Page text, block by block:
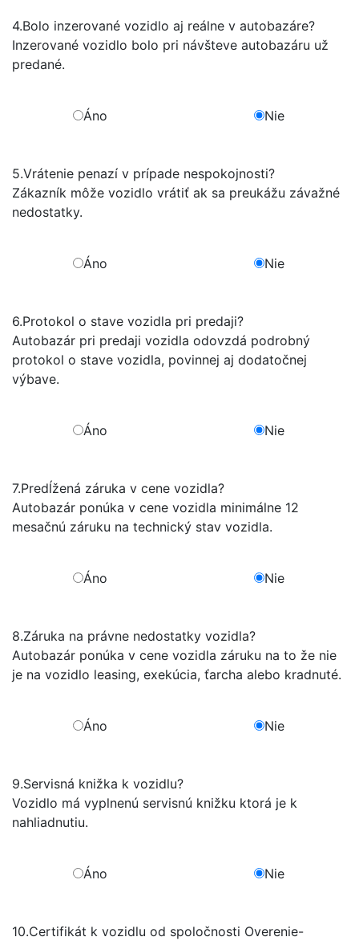
4.Bolo inzerované vozidlo aj reálne v autobazáre?
Inzerované vozidlo bolo pri návšteve autobazáru už
predané.
Áno Nie
5.Vrátenie penazí v prípade nespokojnosti?
Zákazník môže vozidlo vrátiť ak sa preukážu závažné
nedostatky.
Áno Nie
6.Protokol o stave vozidla pri predaji?
Autobazár pri predaji vozidla odovzdá podrobný
protokol o stave vozidla, povinnej aj dodatočnej
výbave.
Áno Nie
7.Predĺžená záruka v cene vozidla?
Autobazár ponúka v cene vozidla minimálne 12
mesačnú záruku na technický stav vozidla.
Áno Nie
8.Záruka na právne nedostatky vozidla?
Autobazár ponúka v cene vozidla záruku na to že nie
je na vozidlo leasing, exekúcia, ťarcha alebo kradnuté.
Áno Nie
9.Servisná knižka k vozidlu?
Vozidlo má vyplnenú servisnú knižku ktorá je k
nahliadnutiu.
Áno Nie
10.Certifikát k vozidlu od spoločnosti Overenie-